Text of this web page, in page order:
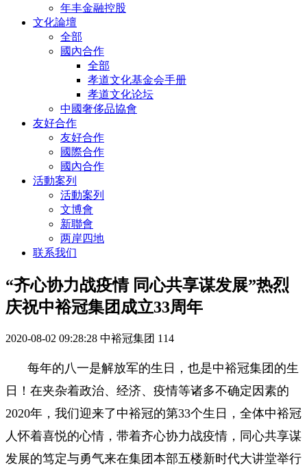
年丰金融控股
文化論壇
全部
國內合作
全部
孝道文化基金会手册
孝道文化论坛
中國奢侈品協會
友好合作
友好合作
國際合作
國內合作
活動案列
活動案列
文博會
新聯會
两岸四地
联系我们
“齐心协力战疫情 同心共享谋发展”热烈
庆祝中裕冠集团成立33周年
2020-08-02 09:28:28 中裕冠集团 114
每年的八一是解放军的生日，也是中裕冠集团的生
日！在夹杂着政治、经济、疫情等诸多不确定因素的
2020年，我们迎来了中裕冠的第33个生日，全体中裕冠
人怀着喜悦的心情，带着齐心协力战疫情，同心共享谋
发展的笃定与勇气来在集团本部五楼新时代大讲堂举行